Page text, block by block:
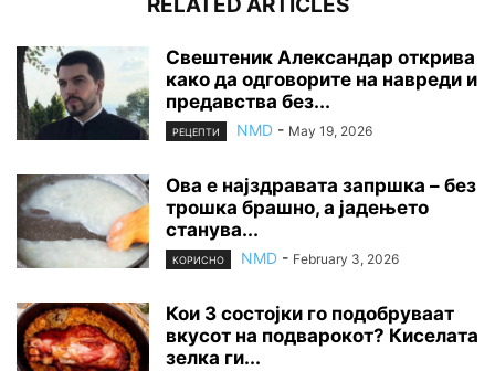
Свештеник Александар открива
како да одговорите на навреди и
предавства без...
РЕЦЕПТИ NMD - May 19, 2026
Ова е најздравата запршка – без
трошка брашно, а јадењето
станува...
КОРИСНО NMD - February 3, 2026
Кои 3 состојки го подобруваат
вкусот на подварокот? Киселата
зелка ги...